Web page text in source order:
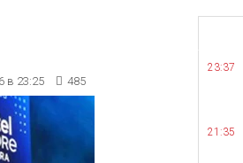
в 23:25 485
23:37
21:35